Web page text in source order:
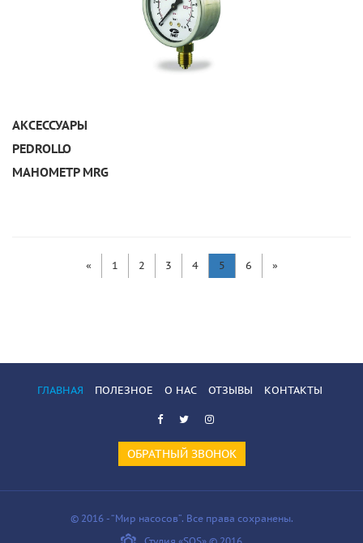
АКСЕССУАРЫ
PEDROLLO
МАНОМЕТР MRG
« 1 2 3 4 5 6 »
ГЛАВНАЯ ПОЛЕЗНОЕ О НАС ОТЗЫВЫ КОНТАКТЫ
ОБРАТНЫЙ ЗВОНОК
© 2016 - “Мир насосов”. Все права сохранены.